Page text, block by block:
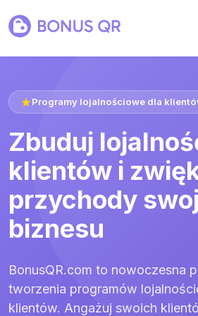
Programy lojalnościowe dla
Zbuduj
klientów i
przychody
biznesu
BonusQR.com to nowoczesna
tworzenia programów
klientów. Angażuj swoich